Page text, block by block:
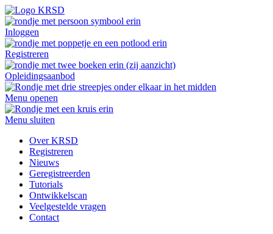
Inloggen
Registreren
Opleidingsaanbod
Menu openen
Menu sluiten
Over KRSD
Registreren
Nieuws
Geregistreerden
Tutorials
Ontwikkelscan
Veelgestelde vragen
Contact